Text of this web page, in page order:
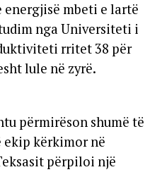
mbeti e lartë
nga Universiteti i
rritet 38 për
lule në zyrë.
përmirëson shumë të
ekip kërkimor në
përpiloi një